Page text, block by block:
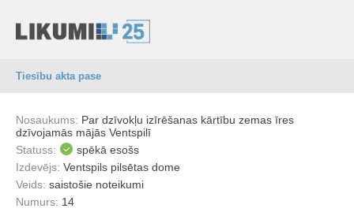
Tiesību akta pase
Nosaukums: Par dzīvokļu izīrēšanas kārtību zemas īres
dzīvojamās mājās Ventspilī
Statuss:
spēkā esošs
Izdevējs: Ventspils pilsētas dome
Veids: saistošie noteikumi
Numurs: 14